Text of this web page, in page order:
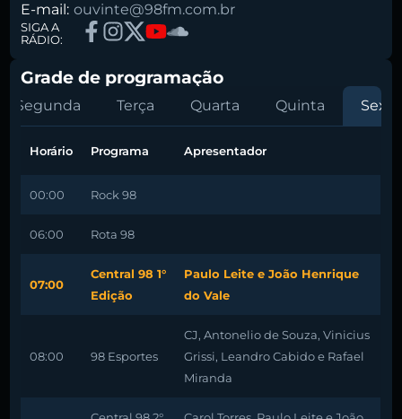
E-mail: ouvinte@98fm.com.br
SIGA A
RÁDIO:
Grade de programação
Segunda Terça Quarta Quinta Sexta
Horário Programa Apresentador
00:00 Rock 98
06:00 Rota 98
07:00
Central 98 1°
Edição
Paulo Leite e João Henrique
do Vale
08:00 98 Esportes
CJ, Antonelio de Souza, Vinicius
Grissi, Leandro Cabido e Rafael
Miranda